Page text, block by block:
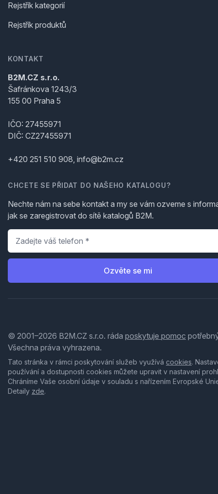
Rejstřík kategorií
Rejstřík produktů
KONTAKT
B2M.CZ s.r.o.
Šafránkova 1243/3
155 00 Praha 5
IČO: 27455971
DIČ: CZ27455971
+420 251 510 908, info@b2m.cz
CHCETE SE PŘIDAT DO NAŠEHO KATALOGU?
Nechte nám na sebe kontakt a my se vám ozveme s
jak se zaregistrovat do sítě katalogů B2M.
Telefon
Ozvěte se mi
© 2001–2026 B2M.CZ s.r.o. ráda poskytuje pomoc
Všechna práva vyhrazena.
Tato stránka v rámci poskytování služeb využívá cookies.
používání a dostupnosti cookies můžete upravit v nastavení
Chráníme Vaše osobní údaje v souladu s nařízením Evropské
Detaily zde.